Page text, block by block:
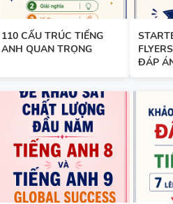
SINH GIỎI - TIẾNG
ÁN
BẢNG WORD FORM
UNIT - TIẾNG ANH 10
SUCCESS - HỌC KỲ 1
110 CẤU TRÚC TIẾNG
ANH QUAN TRỌNG
ĐÁP